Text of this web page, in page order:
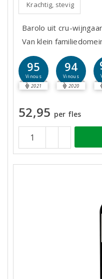
Krachtig, stevig
Barolo uit cru-
Van klein
95
Vinous
2021
94
Vinous
2020
52,95 per fles